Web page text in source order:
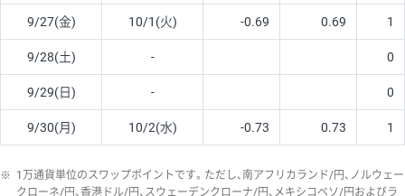
9/27(金) 10/1(火) -0.69 0.69 1
9/28(土) - 0
9/29(日) - 0
9/30(月) 10/2(水) -0.73 0.73 1
※ 1万通貨単位のスワップポイントです。ただし、南アフリカランド/円、ノルウェー
クローネ/円、香港ドル/円、スウェーデンクローナ/円、メキシコペソ/円およびラ